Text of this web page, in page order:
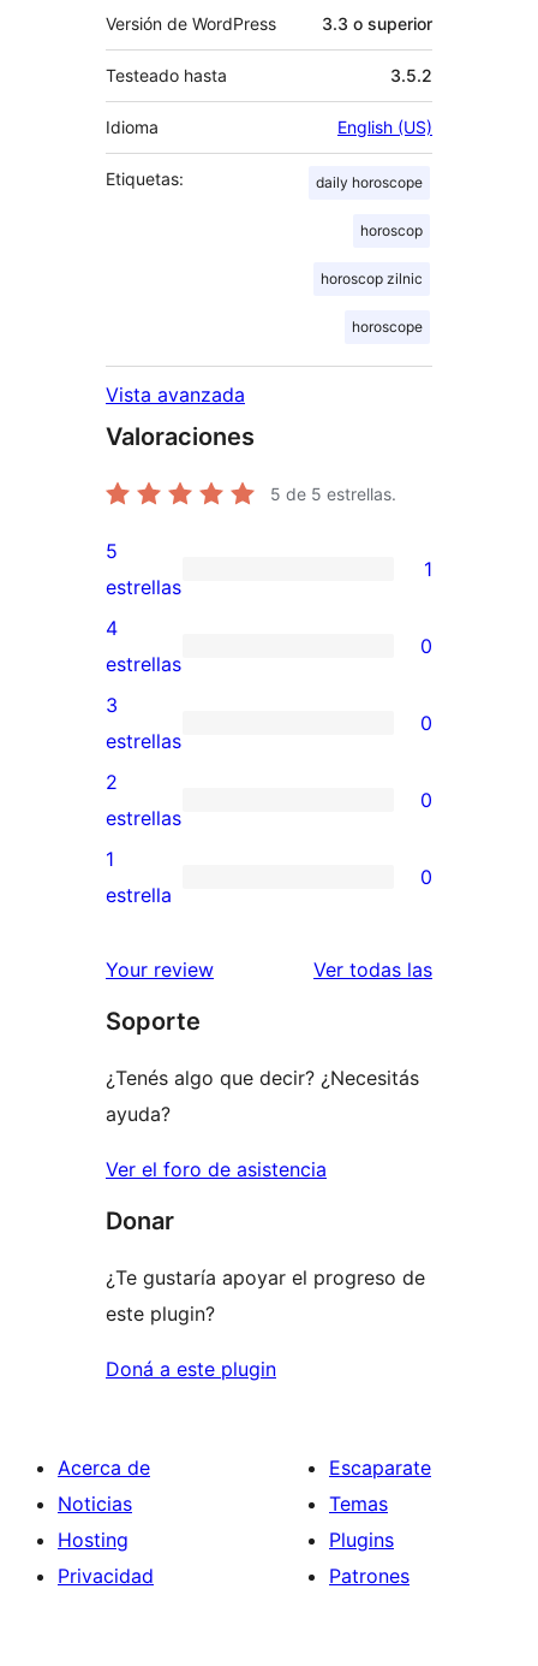
Versión de WordPress 3.3 o superior
Testeado hasta 3.5.2
Idioma English (US)
Etiquetas: daily horoscope
horoscop
horoscop zilnic
horoscope
Vista avanzada
Valoraciones
5 de 5 estrellas.
1
valoración
de
5
estrellas
5
estrellas
1
0
valoraciones
de
4
estrellas
4
estrellas
0
0
valoraciones
de
3
estrellas
3
estrellas
0
0
valoraciones
de
estrellas
2
estrellas
0
0
de
estrellas
1
estrella
0
Your review Ver todas lasreseñas
Soporte
¿Tenés algo que decir? ¿Necesitás
ayuda?
Ver el foro de asistencia
Donar
¿Te gustaría apoyar el progreso de
este plugin?
Doná a este plugin
Acerca de
Noticias
Hosting
Privacidad
Escaparate
Temas
Plugins
Patrones